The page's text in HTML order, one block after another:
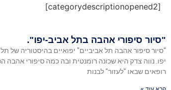
[categorydescriptionopened2]
"סיור סיפורי אהבה בתל אביב-יפו".
"סיור סיפור אהבה תל אביביים" יפואיים בהיסטוריה של
יפו. נווה צדק היא שכונה רומנטית ובה כמה סיפורי אהבה
רופאים שבאו "לעזור" לבנות